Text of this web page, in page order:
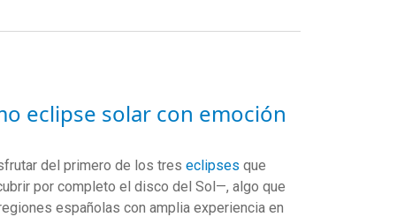
eclipse solar con emoción
del primero de los tres eclipses que
por completo el disco del Sol—, algo que
españolas con amplia experiencia en